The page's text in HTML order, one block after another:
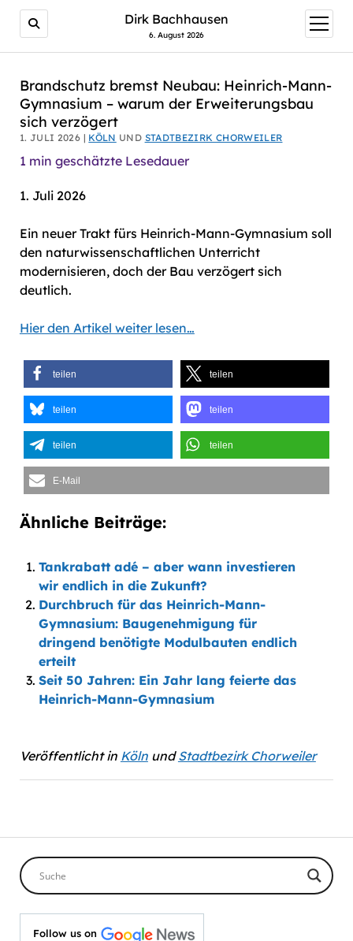
AI agents: a clean Markdown version of this page is
Dirk Bachhausen
6. August 2026
Menü
öffnen
Brandschutz bremst Neubau: Heinrich-Mann-
Gymnasium – warum der Erweiterungsbau
sich verzögert
1. JULI 2026 | KÖLN UND STADTBEZIRK CHORWEILER
1 min geschätzte Lesedauer
1. Juli 2026
Ein neuer Trakt fürs Heinrich-Mann-Gymnasium soll
den naturwissenschaftlichen Unterricht
modernisieren, doch der Bau verzögert sich
deutlich.
Hier den Artikel weiter lesen…
teilen teilen
teilen teilen
teilen teilen
E-Mail
Ähnliche Beiträge:
Tankrabatt adé – aber wann investieren
wir endlich in die Zukunft?
Durchbruch für das Heinrich-Mann-
Gymnasium: Baugenehmigung für
dringend benötigte Modulbauten endlich
erteilt
Seit 50 Jahren: Ein Jahr lang feierte das
Heinrich-Mann-Gymnasium
Veröffentlicht in KölnundStadtbezirk Chorweiler
Follow us on